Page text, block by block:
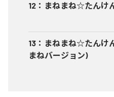
12 ： まねまね☆たんけ
13 ： まねまね☆たんけ
まねバージョン)